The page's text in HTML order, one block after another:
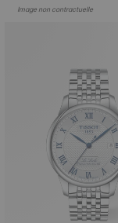
Image non contractuelle